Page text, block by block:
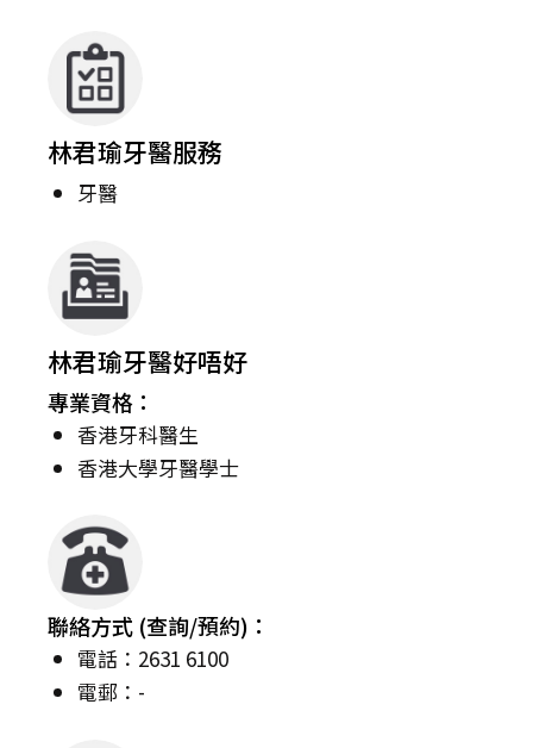
林君瑜牙醫服務
牙醫
林君瑜牙醫好唔好
專業資格：
香港牙科醫生
香港大學牙醫學士
聯絡方式 (查詢/預約)：
電話：2631 6100
電郵：-